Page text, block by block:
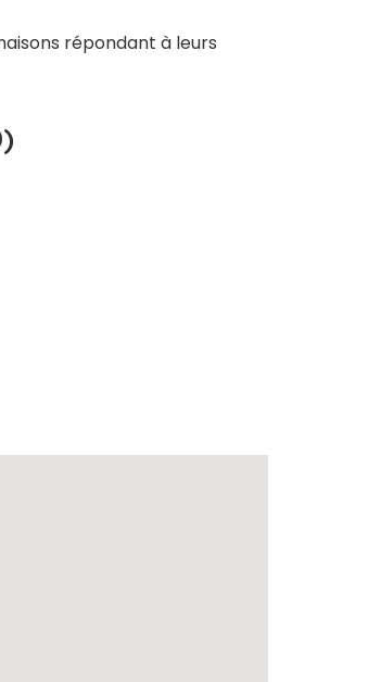
répondant à leurs